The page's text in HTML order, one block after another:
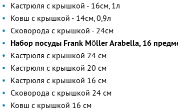
Кастрюля с крышкой - 16см, 1л
Ковш с крышкой - 14см, 0,9л
Сковорода с крышкой - 24см
Набор посуды Frank Möller Arabella, 16
Кастрюля с крышкой 24 см
Кастрюля с крышкой 20 см
Кастрюля с крышкой 16 см
Сковорода с крышкой 24 см
Ковш с крышкой 16 см